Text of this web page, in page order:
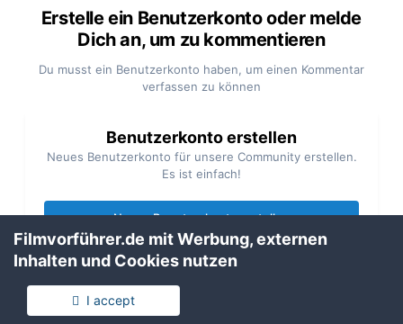
Erstelle ein Benutzerkonto oder melde
Dich an, um zu kommentieren
Du musst ein Benutzerkonto haben, um einen Kommentar
verfassen zu können
Benutzerkonto erstellen
Neues Benutzerkonto für unsere Community erstellen.
Es ist einfach!
Neues Benutzerkonto erstellen
Du hast bereits ein Benutzerkonto? Melde Dich hier an.
Filmvorführer.de mit Werbung, externen
Inhalten und Cookies nutzen
I accept